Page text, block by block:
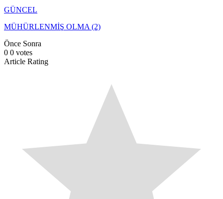
GÜNCEL
MÜHÜRLENMİŞ OLMA (2)
Önce Sonra
0 0 votes
Article Rating